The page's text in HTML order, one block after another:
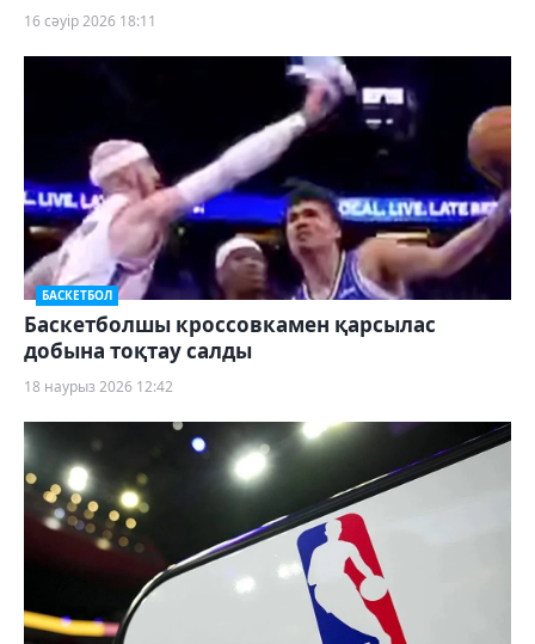
16 сәуір 2026 18:11
БАСКЕТБОЛ
Баскетболшы кроссовкамен қарсылас
добына тоқтау салды
18 наурыз 2026 12:42